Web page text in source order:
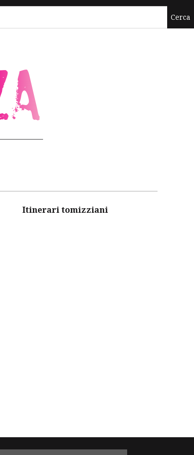
Itinerari tomizziani